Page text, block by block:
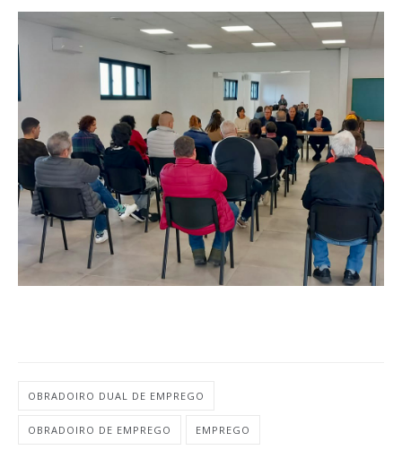
OBRADOIRO DUAL DE EMPREGO
OBRADOIRO DE EMPREGO EMPREGO